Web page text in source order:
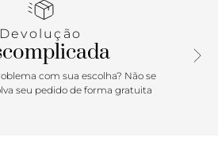
parte frontal.
Devolução
com sua escolha? Não se
seu pedido de forma gratuita